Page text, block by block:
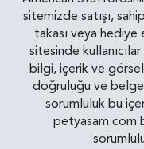
sitemizde satışı,
takası veya
sitesinde
bilgi, içerik ve
doğruluğu ve
sorumluluk bu
petyasam.com